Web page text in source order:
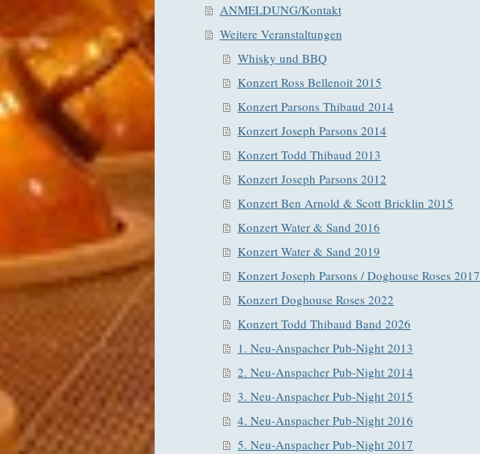
ANMELDUNG/Kontakt
Weitere Veranstaltungen
Whisky und BBQ
Konzert Ross Bellenoit 2015
Konzert Parsons Thibaud 2014
Konzert Joseph Parsons 2014
Konzert Todd Thibaud 2013
Konzert Joseph Parsons 2012
Konzert Ben Arnold & Scott Bricklin 2015
Konzert Water & Sand 2016
Konzert Water & Sand 2019
Konzert Joseph Parsons / Doghouse Roses 2017
Konzert Doghouse Roses 2022
Konzert Todd Thibaud Band 2026
1. Neu-Anspacher Pub-Night 2013
2. Neu-Anspacher Pub-Night 2014
3. Neu-Anspacher Pub-Night 2015
4. Neu-Anspacher Pub-Night 2016
5. Neu-Anspacher Pub-Night 2017